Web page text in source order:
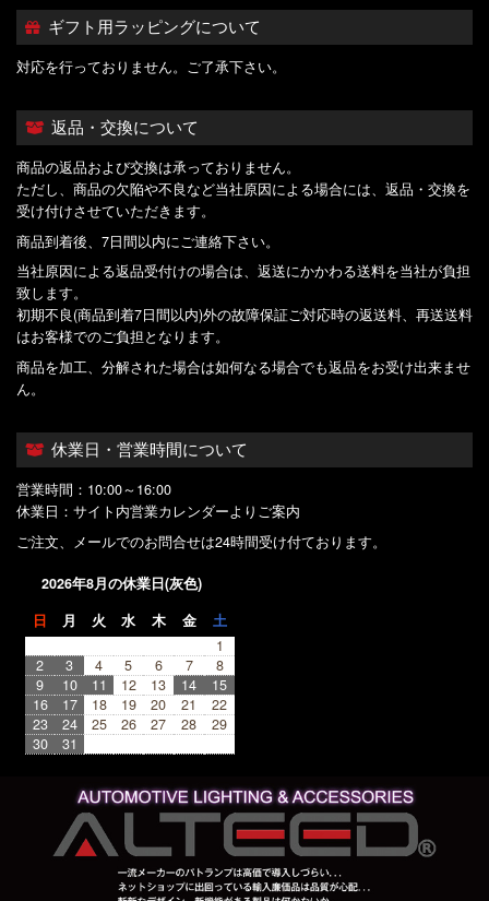
ギフト用ラッピングについて
対応を行っておりません。ご了承下さい。
返品・交換について
商品の返品および交換は承っておりません。
ただし、商品の欠陥や不良など当社原因による場合には、返品・交換を
受け付けさせていただきます。
商品到着後、7日間以内にご連絡下さい。
当社原因による返品受付けの場合は、返送にかかわる送料を当社が負担
致します。
初期不良(商品到着7日間以内)外の故障保証ご対応時の返送料、再送送料
はお客様でのご負担となります。
商品を加工、分解された場合は如何なる場合でも返品をお受け出来ませ
ん。
休業日・営業時間について
営業時間：10:00～16:00
休業日：サイト内営業カレンダーよりご案内
ご注文、メールでのお問合せは24時間受け付ております。
2026年8月の休業日(灰色)
日 月 火 水 木 金 土
1
2
3 4 5 6 7
8
9
10 11 12 13 14
15
16
17 18 19 20 21
22
23
24 25 26 27 28
29
30
31